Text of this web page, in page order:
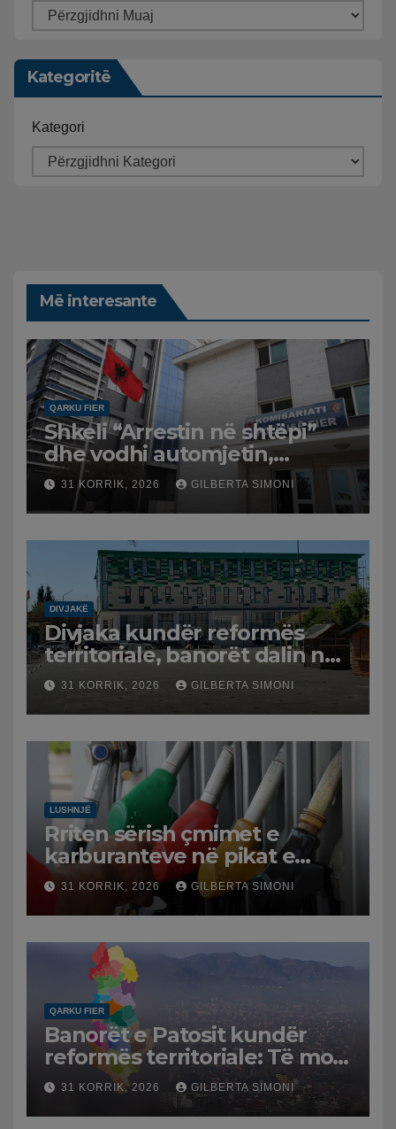
Kategoritë
Kategori
Më interesante
QARKU FIER
Shkeli “Arrestin në shtëpi”
dhe vodhi automjetin,
arrestohet 43-vjeçari
31 KORRIK, 2026 GILBERTA SIMONI
DIVJAKË
Divjaka kundër reformës
territoriale, banorët dalin në
protestë.
31 KORRIK, 2026 GILBERTA SIMONI
LUSHNJË
Rriten sërish çmimet e
karburanteve në pikat e
karburanteve në Lushnjë.
Tensionet në Lindjen e
Mesme shtrenjtojnë naftën
dhe benzinën në vend
31 KORRIK, 2026 GILBERTA SIMONI
QARKU FIER
Banorët e Patosit kundër
reformës territoriale: Të mos
humbasim identitetin e
qytetit
31 KORRIK, 2026 GILBERTA SIMONI